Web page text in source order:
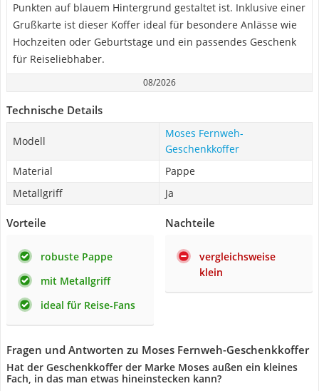
Punkten auf blauem Hintergrund gestaltet ist. Inklusive einer
Grußkarte ist dieser Koffer ideal für besondere Anlässe wie
Hochzeiten oder Geburtstage und ein passendes Geschenk
für Reiseliebhaber.
08/2026
Technische Details
Modell
Moses Fernweh-
Geschenkkoffer
Material
Pappe
Metallgriff
Ja
Vorteile
robuste Pappe
mit Metallgriff
ideal für Reise-Fans
Nachteile
vergleichsweise
klein
Fragen und Antworten zu Moses Fernweh-Geschenkkoffer
Hat der Geschenkkoffer der Marke Moses außen ein kleines
Fach, in das man etwas hineinstecken kann?